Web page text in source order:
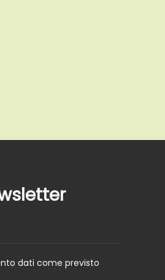
dati come previsto